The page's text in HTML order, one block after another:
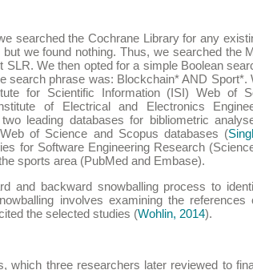
searched the Cochrane Library for any
we found nothing. Thus, we searched the
We then opted for a simple Boolean
search phrase was: Blockchain* AND Sport*.
for Scientific Information (ISI) Web of
of Electrical and Electronics
leading databases for bibliometric
of Science and Scopus databases (
for Software Engineering Research
sports area (PubMed and Embase).
and backward snowballing process to
involves examining the references
the selected studies (Wohlin, 2014).
which three researchers later reviewed to